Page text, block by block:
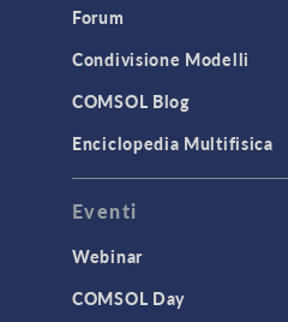
Forum
Condivisione Modelli
COMSOL Blog
Enciclopedia Multifisica
Eventi
Webinar
COMSOL Day